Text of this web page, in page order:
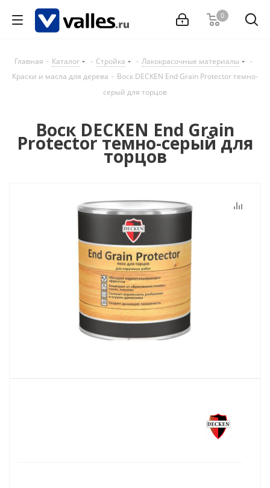
0
Главная - Каталог - Стройка - Лакокрасочные материалы
-
Краски и масла для дерева - Воск DECKEN End Grain Protector темно-
серый для торцов
Воск DECKEN End Grain
Protector темно-серый для
торцов